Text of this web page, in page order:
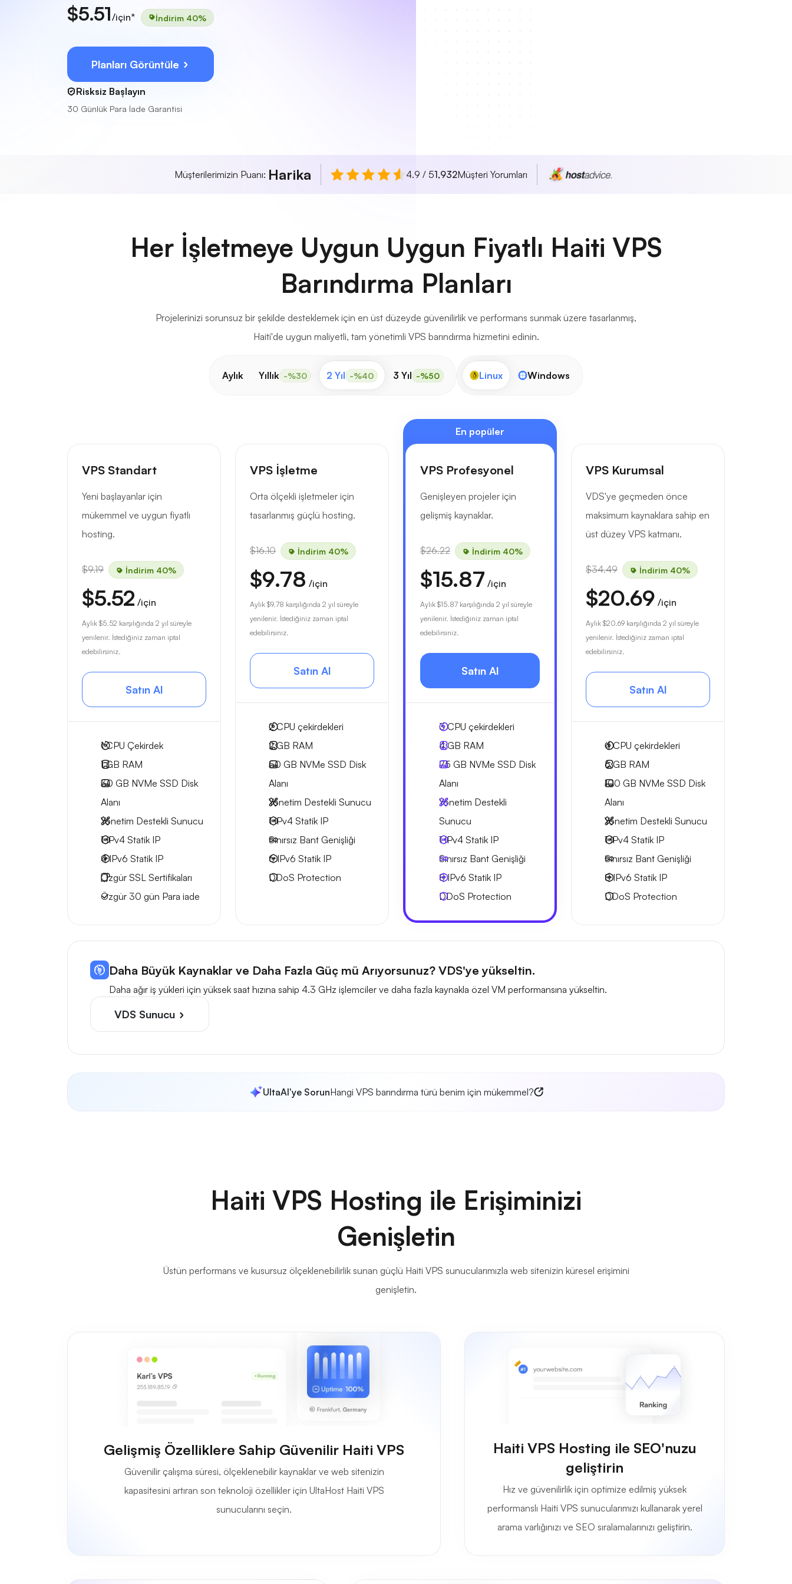
$5.51/için* İndirim 40%
Planları Görüntüle
Risksiz Başlayın
30 Günlük Para İade Garantisi
Müşterilerimizin Puanı: Harika 4.9 / 51,932Müşteri Yorumları
Her İşletmeye Uygun Uygun Fiyatlı Haiti VPS
Barındırma Planları
Projelerinizi sorunsuz bir şekilde desteklemek için en üst düzeyde güvenilirlik ve performans sunmak üzere tasarlanmış,
Haiti'de uygun maliyetli, tam yönetimli VPS barındırma hizmetini edinin.
Aylık Yıllık -%30 2 Yıl -%40 3 Yıl -%50 Linux Windows
VPS Standart
Yeni başlayanlar için
mükemmel ve uygun fiyatlı
hosting.
$9.19 İndirim 40%
$5.52 /için
Aylık $5.52 karşılığında 2 yıl süreyle
yenilenir. İstediğiniz zaman iptal
edebilirsiniz.
Satın Al
1CPU Çekirdek
1 GB RAM
30 GB NVMe SSD Disk
Alanı
Yönetim Destekli Sunucu
1 IPv4 Statik IP
4 IPv6 Statik IP
Özgür SSL Sertifikaları
Özgür 30 gün Para iade
VPS İşletme
Orta ölçekli işletmeler için
tasarlanmış güçlü hosting.
$16.10 İndirim 40%
$9.78 /için
Aylık $9.78 karşılığında 2 yıl süreyle
yenilenir. İstediğiniz zaman iptal
edebilirsiniz.
Satın Al
2CPU çekirdekleri
2 GB RAM
50 GB NVMe SSD Disk
Alanı
Yönetim Destekli Sunucu
1 IPv4 Statik IP
Sınırsız Bant Genişliği
6 IPv6 Statik IP
DDoS Protection
En popüler
VPS Profesyonel
Genişleyen projeler için
gelişmiş kaynaklar.
$26.22 İndirim 40%
$15.87 /için
Aylık $15.87 karşılığında 2 yıl süreyle
yenilenir. İstediğiniz zaman iptal
edebilirsiniz.
Satın Al
3CPU çekirdekleri
4 GB RAM
75 GB NVMe SSD Disk
Alanı
Yönetim Destekli
Sunucu
1 IPv4 Statik IP
Sınırsız Bant Genişliği
8 IPv6 Statik IP
DDoS Protection
VPS Kurumsal
VDS'ye geçmeden önce
maksimum kaynaklara sahip en
üst düzey VPS katmanı.
$34.49 İndirim 40%
$20.69 /için
Aylık $20.69 karşılığında 2 yıl süreyle
yenilenir. İstediğiniz zaman iptal
edebilirsiniz.
Satın Al
4CPU çekirdekleri
6 GB RAM
100 GB NVMe SSD Disk
Alanı
Yönetim Destekli Sunucu
1 IPv4 Statik IP
Sınırsız Bant Genişliği
8 IPv6 Statik IP
DDoS Protection
Daha Büyük Kaynaklar ve Daha Fazla Güç mü Arıyorsunuz? VDS'ye yükseltin.
Daha ağır iş yükleri için yüksek saat hızına sahip 4.3 GHz işlemciler ve daha fazla kaynakla özel VM performansına yükseltin.
VDS Sunucu
UltaAI'ye SorunHangi VPS barındırma türü benim için mükemmel?
Haiti VPS Hosting ile Erişiminizi
Genişletin
Üstün performans ve kusursuz ölçeklenebilirlik sunan güçlü Haiti VPS sunucularımızla web sitenizin küresel erişimini
genişletin.
Gelişmiş Özelliklere Sahip Güvenilir Haiti VPS
Güvenilir çalışma süresi, ölçeklenebilir kaynaklar ve web sitenizin
kapasitesini artıran son teknoloji özellikler için UltaHost Haiti VPS
sunucularını seçin.
Haiti VPS Hosting ile SEO'nuzu
geliştirin
Hız ve güvenilirlik için optimize edilmiş yüksek
performanslı Haiti VPS sunucularımızı kullanarak yerel
arama varlığınızı ve SEO sıralamalarınızı geliştirin.